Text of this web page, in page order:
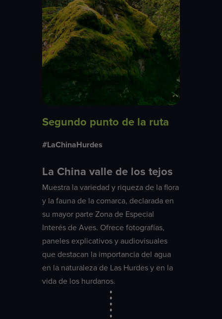
Segundo punto de la ruta
#LaChinaHurdes
La China valle de los tejos
Muestra la variedad y riqueza de la flora
y la fauna de la comarca, declarada en
su mayor parte Zona de Especial
Interés de Aves. Ofrece fotografías,
paneles explicativos y audiovisuales
que destacan la importancia del agua
en la naturaleza de Las Hurdes y en la
vida de los hurdanos.